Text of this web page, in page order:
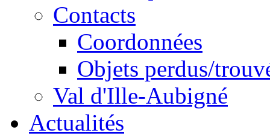
Contacts
Coordonnées
Objets perdus/
Val d'Ille-Aubigné
Actualités